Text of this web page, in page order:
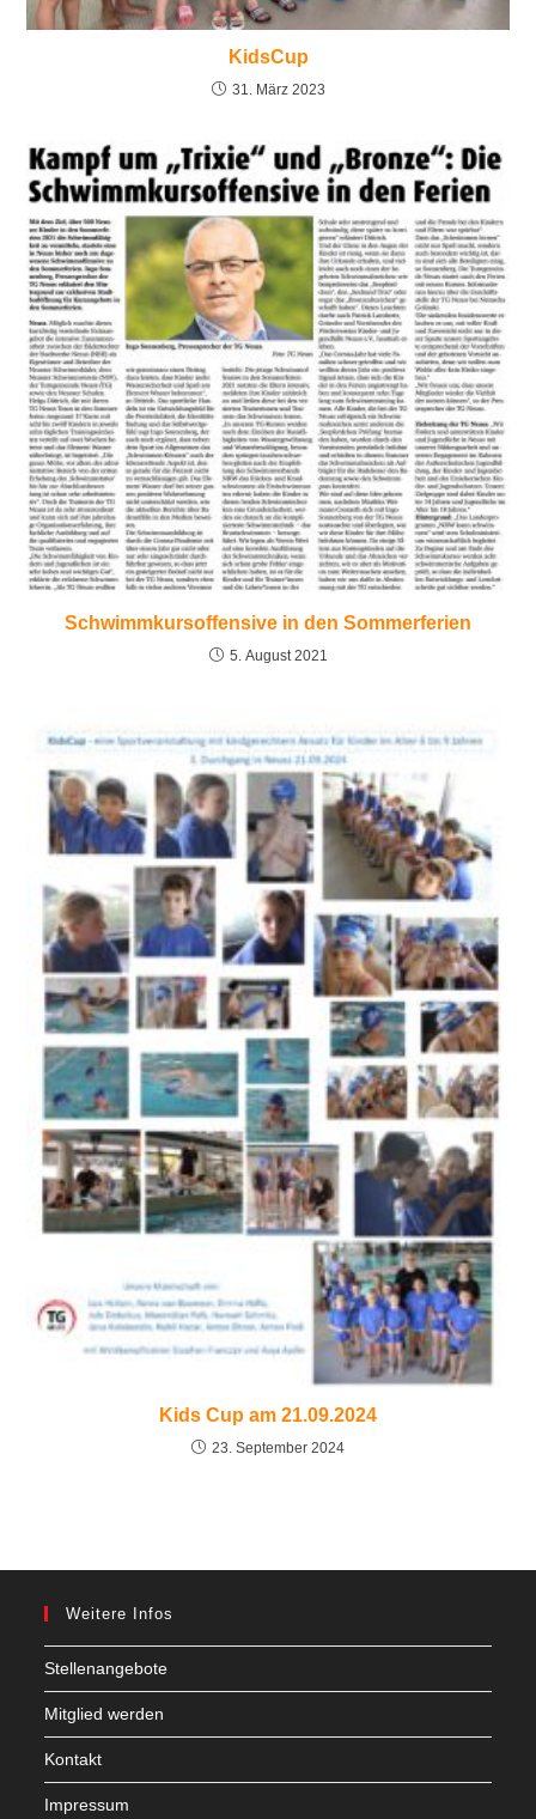
KidsCup
31. März 2023
Schwimmkursoffensive in den Sommerferien
5. August 2021
Kids Cup am 21.09.2024
23. September 2024
Weitere Infos
Stellenangebote
Mitglied werden
Kontakt
Impressum